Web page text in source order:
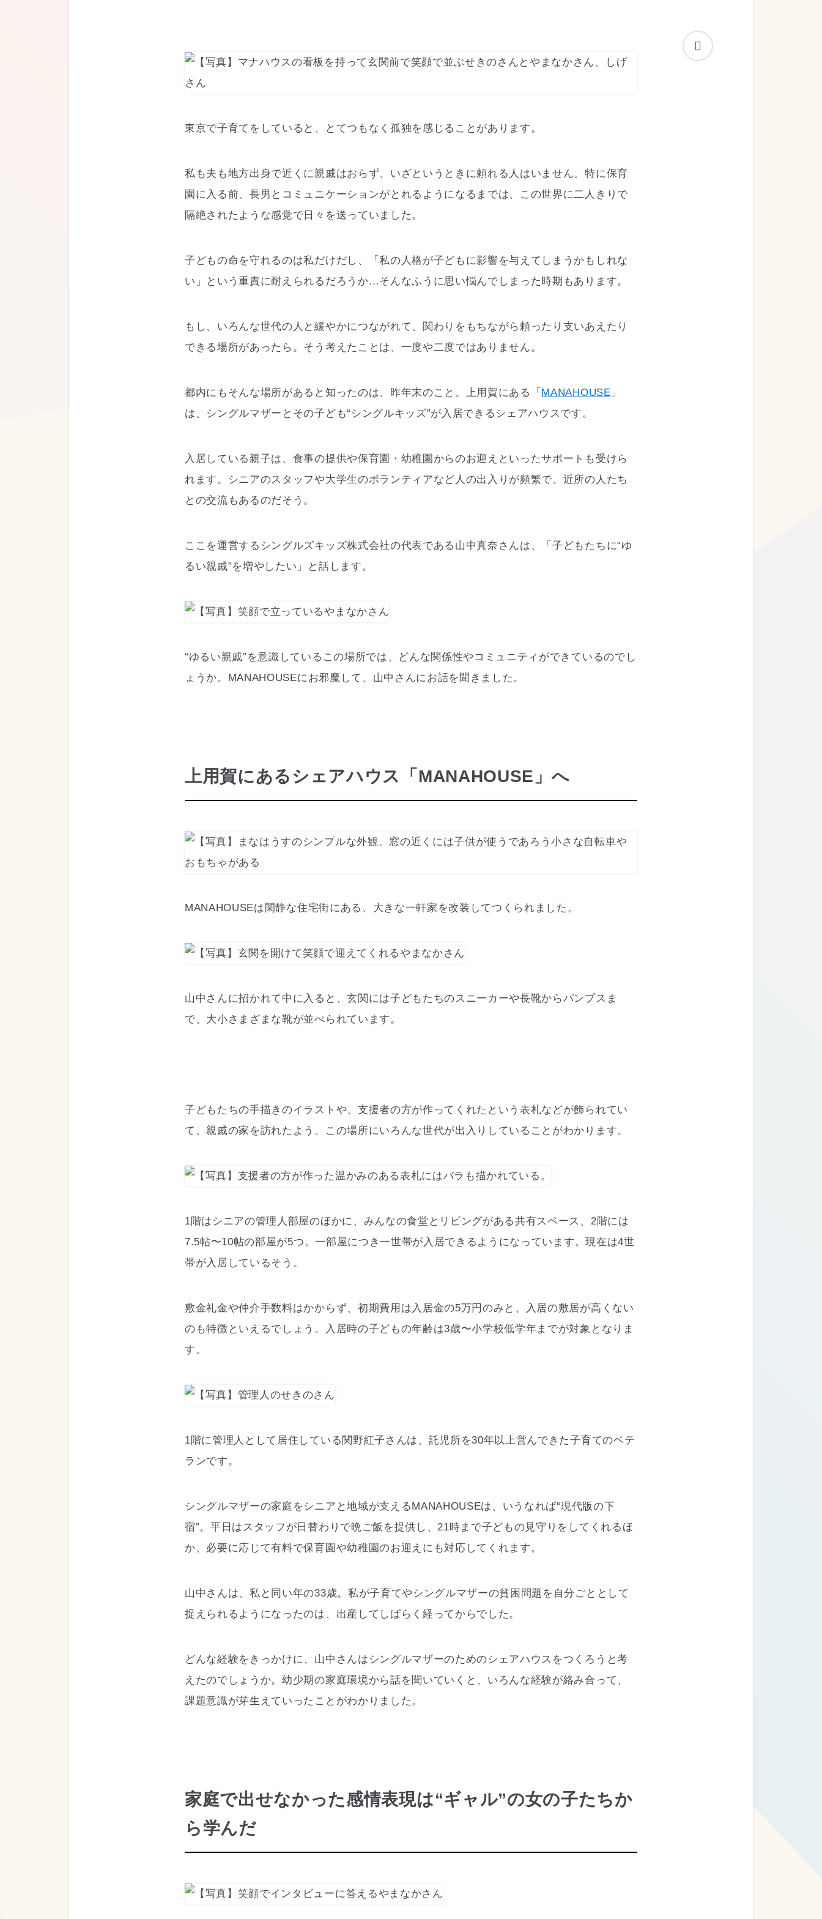
東京で子育てをしていると、とてつもなく孤独を感じることがあります。
私も夫も地方出身で近くに親戚はおらず、いざというときに頼れる人はいません。特に保育
園に入る前、長男とコミュニケーションがとれるようになるまでは、この世界に二人きりで
隔絶されたような感覚で日々を送っていました。
子どもの命を守れるのは私だけだし、「私の人格が子どもに影響を与えてしまうかもしれな
い」という重責に耐えられるだろうか…そんなふうに思い悩んでしまった時期もあります。
もし、いろんな世代の人と緩やかにつながれて、関わりをもちながら頼ったり支いあえたり
できる場所があったら。そう考えたことは、一度や二度ではありません。
都内にもそんな場所があると知ったのは、昨年末のこと。上用賀にある「 MANAHOUSE 」
は、シングルマザーとその子ども“シングルキッズ”が入居できるシェアハウスです。
入居している親子は、食事の提供や保育園・幼稚園からのお迎えといったサポートも受けら
れます。シニアのスタッフや大学生のボランティアなど人の出入りが頻繁で、近所の人たち
との交流もあるのだそう。
ここを運営するシングルズキッズ株式会社の代表である山中真奈さんは、「子どもたちに“ゆ
るい親戚”を増やしたい」と話します。
“ゆるい親戚”を意識しているこの場所では、どんな関係性やコミュニティができているのでし
ょうか。MANAHOUSEにお邪魔して、山中さんにお話を聞きました。
上用賀にあるシェアハウス「MANAHOUSE」へ
MANAHOUSEは閑静な住宅街にある、大きな一軒家を改装してつくられました。
山中さんに招かれて中に入ると、玄関には子どもたちのスニーカーや長靴からパンプスま
で、大小さまざまな靴が並べられています。
子どもたちの手描きのイラストや、支援者の方が作ってくれたという表札などが飾られてい
て、親戚の家を訪れたよう。この場所にいろんな世代が出入りしていることがわかります。
1階はシニアの管理人部屋のほかに、みんなの食堂とリビングがある共有スペース、2階には
7.5帖〜10帖の部屋が5つ。一部屋につき一世帯が入居できるようになっています。現在は4世
帯が入居しているそう。
敷金礼金や仲介手数料はかからず、初期費用は入居金の5万円のみと、入居の敷居が高くない
のも特徴といえるでしょう。入居時の子どもの年齢は3歳〜小学校低学年までが対象となりま
す。
1階に管理人として居住している関野紅子さんは、託児所を30年以上営んできた子育てのベテ
ランです。
シングルマザーの家庭をシニアと地域が支えるMANAHOUSEは、いうなれば“現代版の下
宿”。平日はスタッフが日替わりで晩ご飯を提供し、21時まで子どもの見守りをしてくれるほ
か、必要に応じて有料で保育園や幼稚園のお迎えにも対応してくれます。
山中さんは、私と同い年の33歳。私が子育てやシングルマザーの貧困問題を自分ごととして
捉えられるようになったのは、出産してしばらく経ってからでした。
どんな経験をきっかけに、山中さんはシングルマザーのためのシェアハウスをつくろうと考
えたのでしょうか。幼少期の家庭環境から話を聞いていくと、いろんな経験が絡み合って、
課題意識が芽生えていったことがわかりました。
家庭で出せなかった感情表現は“ギャル”の女の子たちか
ら学んだ